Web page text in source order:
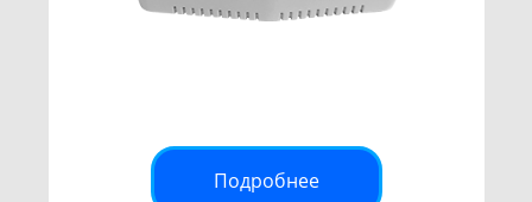
Подробнее